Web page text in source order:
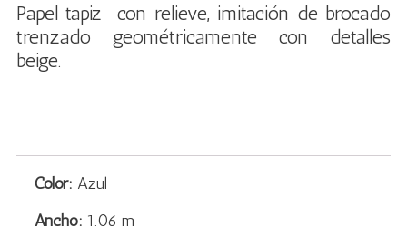
Papel tapiz con relieve, imitación de brocado
trenzado geométricamente con detalles
beige.
Color: Azul
Ancho: 1.06 m